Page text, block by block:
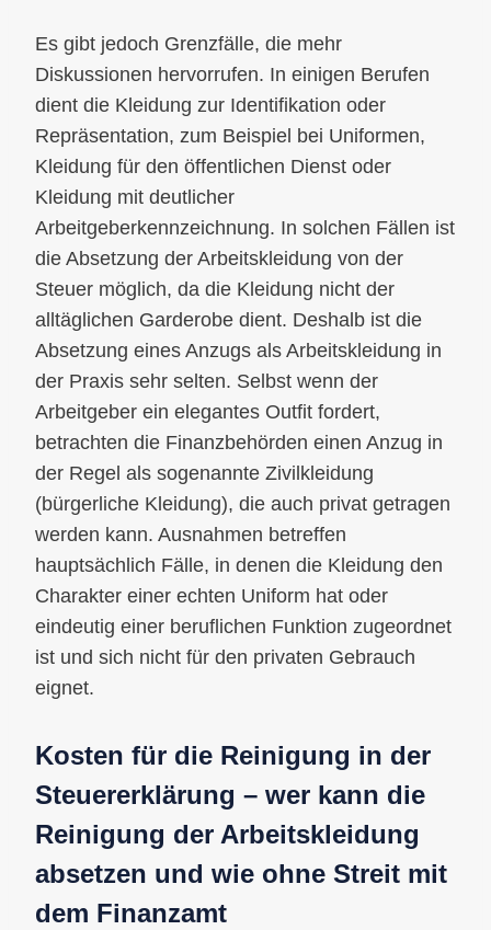
Es gibt jedoch Grenzfälle, die mehr
Diskussionen hervorrufen. In einigen Berufen
dient die Kleidung zur Identifikation oder
Repräsentation, zum Beispiel bei Uniformen,
Kleidung für den öffentlichen Dienst oder
Kleidung mit deutlicher
Arbeitgeberkennzeichnung. In solchen Fällen ist
die Absetzung der Arbeitskleidung von der
Steuer möglich, da die Kleidung nicht der
alltäglichen Garderobe dient. Deshalb ist die
Absetzung eines Anzugs als Arbeitskleidung in
der Praxis sehr selten. Selbst wenn der
Arbeitgeber ein elegantes Outfit fordert,
betrachten die Finanzbehörden einen Anzug in
der Regel als sogenannte Zivilkleidung
(bürgerliche Kleidung), die auch privat getragen
werden kann. Ausnahmen betreffen
hauptsächlich Fälle, in denen die Kleidung den
Charakter einer echten Uniform hat oder
eindeutig einer beruflichen Funktion zugeordnet
ist und sich nicht für den privaten Gebrauch
eignet.
Kosten für die Reinigung in der
Steuererklärung – wer kann die
Reinigung der Arbeitskleidung
absetzen und wie ohne Streit mit
dem Finanzamt